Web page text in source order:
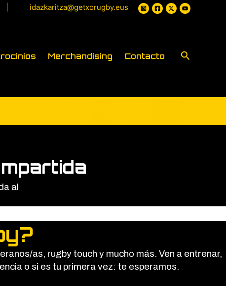
idazkaritza@getxorugby.eus
Merchandising Contacto Buscar
al
as, rugby touch y mucho más. Ven a entrenar,
o si es tu primera vez: te esperamos.